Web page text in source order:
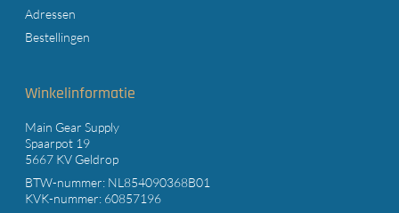
Adressen
Bestellingen
Winkelinformatie
Main Gear Supply
Spaarpot 19
5667 KV Geldrop
BTW-nummer: NL854090368B01
KVK-nummer: 60857196